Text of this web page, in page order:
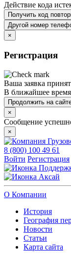
Действие кода
Получить код
Другой номер
×
Регистрация
Ваша заявка
В ближайшее
Продолжить на
×
Сообщение
×
8 (800) 100 49 61
Войти Регистрация
Аксай
О Компании
История
География
Новости
Статьи
Карта сайта